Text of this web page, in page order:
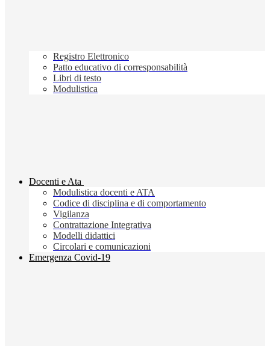
Registro Elettronico
Patto educativo di corresponsabilità
Libri di testo
Modulistica
Docenti e Ata
Modulistica docenti e ATA
Codice di disciplina e di comportamento
Vigilanza
Contrattazione Integrativa
Modelli didattici
Circolari e comunicazioni
Emergenza Covid-19